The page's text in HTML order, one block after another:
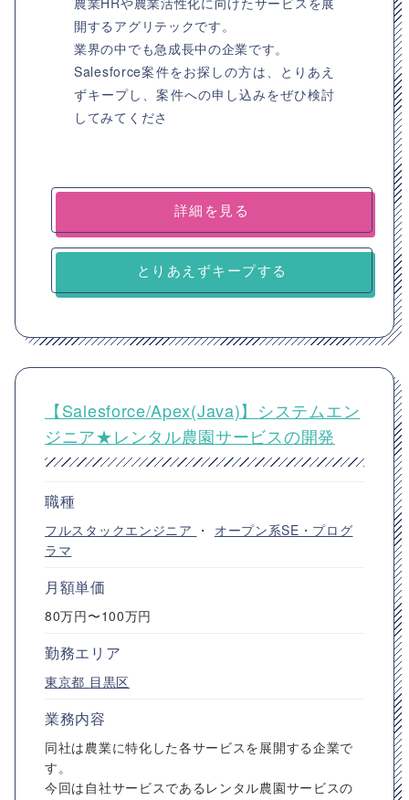
開するアグリテックです。
業界の中でも急成長中の企業です。
Salesforce案件をお探しの方は、とりあえ
ずキープし、案件への申し込みをぜひ検討
してみてくださ
詳細を見る
とりあえずキープする
【Salesforce/Apex(Java)】システムエン
ジニア★レンタル農園サービスの開発
職種
フルスタックエンジニア ・ オープン系SE・プログ
ラマ
月額単価
80万円〜100万円
勤務エリア
東京都 目黒区
業務内容
同社は農業に特化した各サービスを展開する企業で
す。
今回は自社サービスであるレンタル農園サービスの